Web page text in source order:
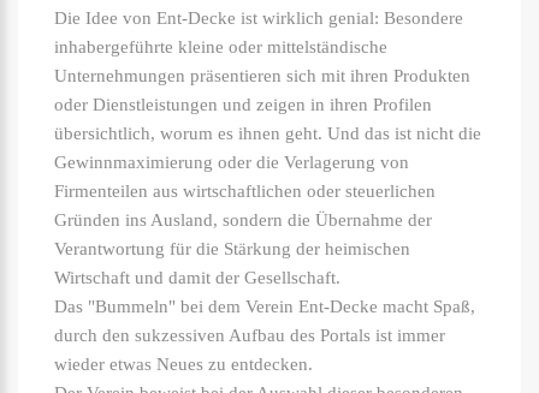
Die Idee von Ent-Decke ist wirklich genial: Besondere
inhabergeführte kleine oder mittelständische
Unternehmungen präsentieren sich mit ihren Produkten
oder Dienstleistungen und zeigen in ihren Profilen
übersichtlich, worum es ihnen geht. Und das ist nicht die
Gewinnmaximierung oder die Verlagerung von
Firmenteilen aus wirtschaftlichen oder steuerlichen
Gründen ins Ausland, sondern die Übernahme der
Verantwortung für die Stärkung der heimischen
Wirtschaft und damit der Gesellschaft.
Das "Bummeln" bei dem Verein Ent-Decke macht Spaß,
durch den sukzessiven Aufbau des Portals ist immer
wieder etwas Neues zu entdecken.